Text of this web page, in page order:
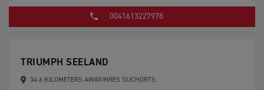
0041613227978
TRIUMPH SEELAND
34.6 KILOMETERS AWAYIHRES SUCHORTS.